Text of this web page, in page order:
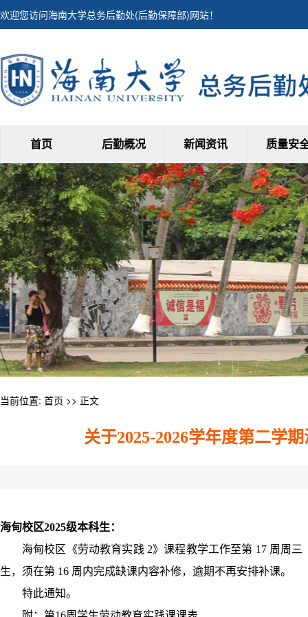
欢迎您访问海南大学总务后勤处(后勤保障部)网站！
首页 后勤概况 新闻资讯 质量安
当前位置: 首页 >> 正文
关于2025-2026学年度第二学
海甸校区2025级本科生：
海甸校区《劳动教育实践 2》课程教学工作至第 17 周周
生，须在第 16 周内完成缺课内容补修，逾期不再安排补课。
特此通知。